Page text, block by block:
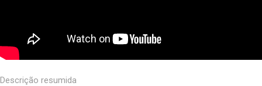
Descrição resumida